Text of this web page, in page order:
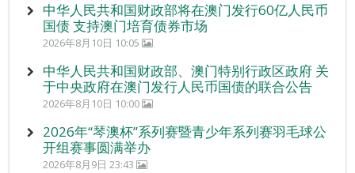
中华人民共和国财政部将在澳门发行60亿人民币
国债 支持澳门培育债券市场
2026年8月10日 10:05
中华人民共和国财政部、澳门特别行政区政府 关
于中央政府在澳门发行人民币国债的联合公告
2026年8月10日 10:00
2026年“琴澳杯”系列赛暨青少年系列赛羽毛球公
开组赛事圆满举办
2026年8月9日 23:43